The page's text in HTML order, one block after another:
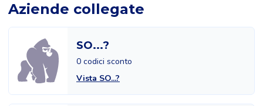
Aziende collegate
SO...?
0 codici sconto
Vista SO...?